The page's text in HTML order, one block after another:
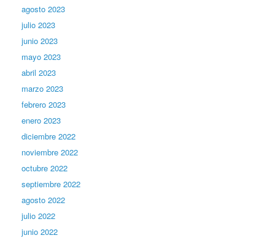
agosto 2023
julio 2023
junio 2023
mayo 2023
abril 2023
marzo 2023
febrero 2023
enero 2023
diciembre 2022
noviembre 2022
octubre 2022
septiembre 2022
agosto 2022
julio 2022
junio 2022